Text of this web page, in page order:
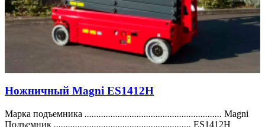
Ножничный Magni ES1412H
Марка подъемника .......................................................... Magni
Подъемник .......................................................... ES1412H